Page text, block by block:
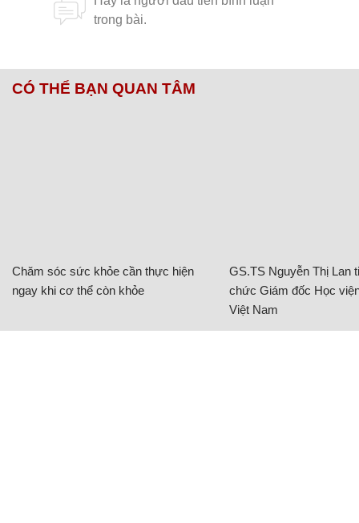
CÓ THỂ BẠN QUAN TÂM
Chăm sóc sức khỏe cần thực hiện
ngay khi cơ thể còn khỏe
GS.TS Nguyễn Thị Lan
chức Giám đốc Học
Việt Nam